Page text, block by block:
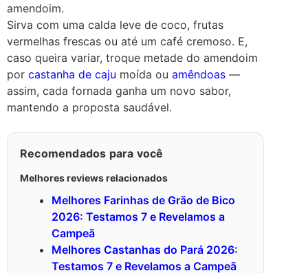
amendoim.
Sirva com uma calda leve de coco, frutas
vermelhas frescas ou até um café cremoso. E,
caso queira variar, troque metade do amendoim
por castanha de caju moída ou amêndoas —
assim, cada fornada ganha um novo sabor,
mantendo a proposta saudável.
Recomendados para você
Melhores reviews relacionados
Melhores Farinhas de Grão de Bico
2026: Testamos 7 e Revelamos a
Campeã
Melhores Castanhas do Pará 2026:
Testamos 7 e Revelamos a Campeã